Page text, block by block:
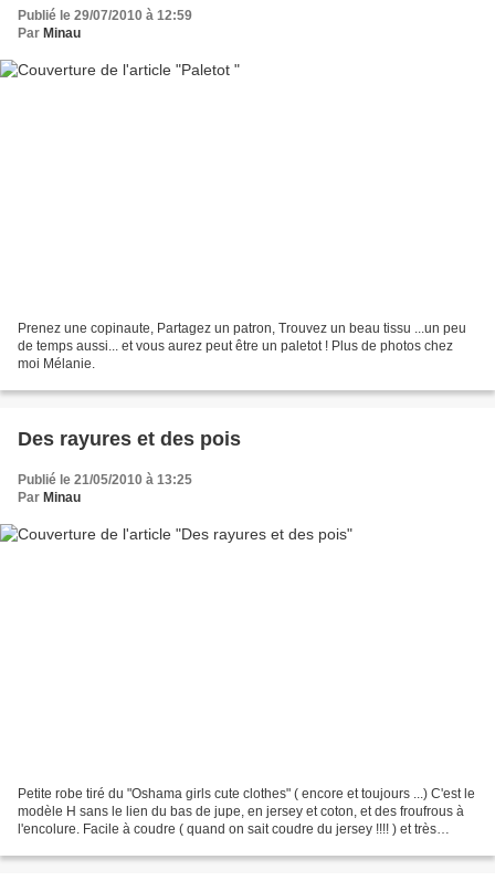
Publié le 29/07/2010 à 12:59
Par Minau
Prenez une copinaute, Partagez un patron, Trouvez un beau tissu ...un peu
de temps aussi... et vous aurez peut être un paletot ! Plus de photos chez
moi Mélanie.
Des rayures et des pois
Publié le 21/05/2010 à 13:25
Par Minau
Petite robe tiré du "Oshama girls cute clothes" ( encore et toujours ...) C'est le
modèle H sans le lien du bas de jupe, en jersey et coton, et des froufrous à
l'encolure. Facile à coudre ( quand on sait coudre du jersey !!!! ) et très